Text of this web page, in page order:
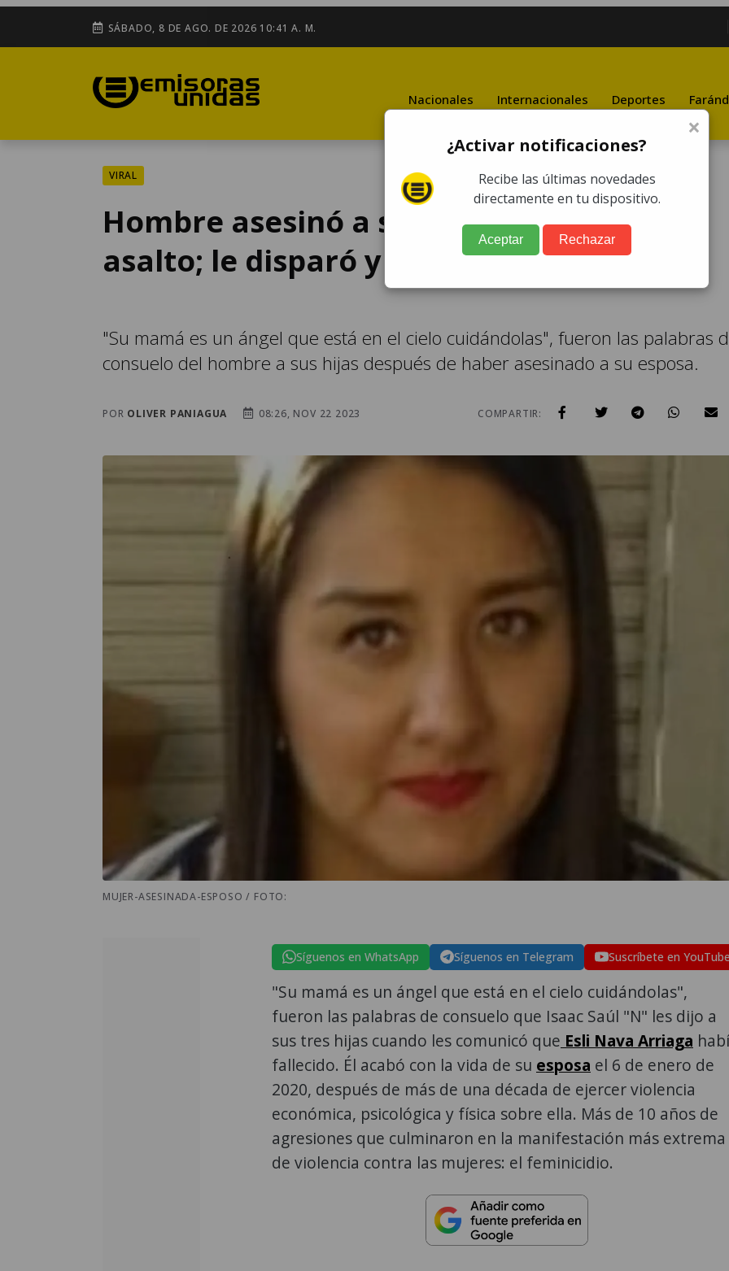
SÁBADO, 8 DE AGO. DE 2026 10:41 A. M.
Nacionales Internacionales Deportes
VIRAL
Hombre asesinó a su esposa al simular
asalto; le disparó y huyó
"Su mamá es un ángel que está en el cielo cuidándolas", fueron las palabras
consuelo del hombre a sus hijas después de haber asesinado a su esposa.
POR OLIVER PANIAGUA 08:26, NOV 22 2023 COMPARTIR:
MUJER-ASESINADA-ESPOSO / FOTO:
Síguenos en WhatsApp Síguenos en Telegram Suscríbete en
"Su mamá es un ángel que está en el cielo cuidándolas",
fueron las palabras de consuelo que Isaac Saúl "N" les dijo a
sus tres hijas cuando les comunicó que Esli Nava Arriaga
fallecido. Él acabó con la vida de su esposa el 6 de enero de
2020, después de más de una década de ejercer violencia
económica, psicológica y física sobre ella. Más de 10 años de
agresiones que culminaron en la manifestación más extrema
de violencia contra las mujeres: el feminicidio.
×
¿Activar notificaciones?
Recibe las últimas novedades
directamente en tu dispositivo.
Aceptar Rechazar